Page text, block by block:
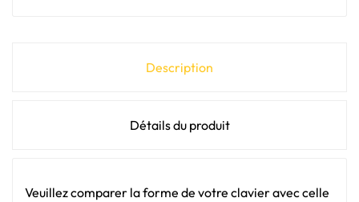
Description
Détails du produit
Veuillez comparer la forme de votre clavier avec celle